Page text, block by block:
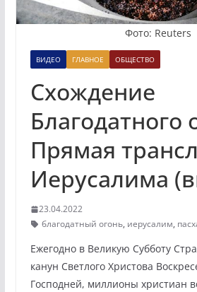
Фото: Reuters
ВИДЕО ГЛАВНОЕ ОБЩЕСТВО
Схождение
Благодатного
Прямая
Иерусалима
23.04.2022
благодатный огонь, иерусалим,
Ежегодно в Великую Субботу
канун Светлого Христова
Господней, миллионы христиан